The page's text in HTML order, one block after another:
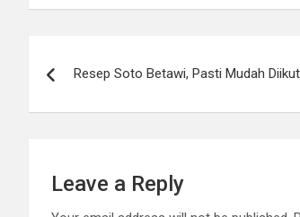
navigation
Resep Soto Betawi, Pasti Mudah
Leave a Reply